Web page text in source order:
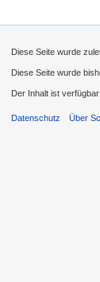
Diese Seite wurde
Diese Seite wurde
Der Inhalt ist
Datenschutz Über